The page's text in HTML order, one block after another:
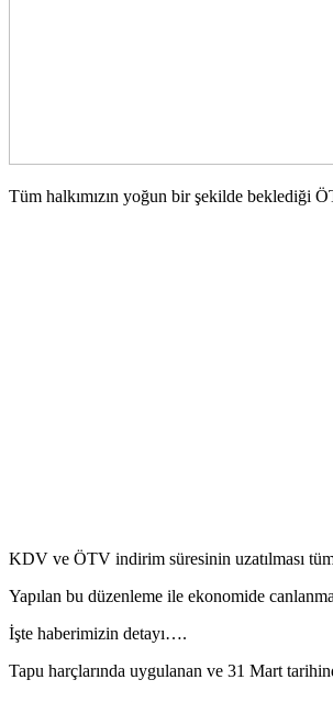
Tüm halkımızın yoğun bir şekilde beklediği
KDV ve ÖTV indirim süresinin uzatılması
Yapılan bu düzenleme ile ekonomide
İşte haberimizin detayı….
Tapu harçlarında uygulanan vе 31 Mart